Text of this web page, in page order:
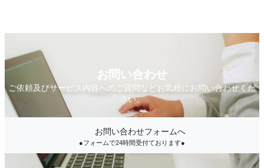
お問い合わせ
ご依頼及びサービス内容へのご質問などお気軽にお問い合わせくだ
さい。
お問い合わせフォームへ
●フォームで24時間受付ております●